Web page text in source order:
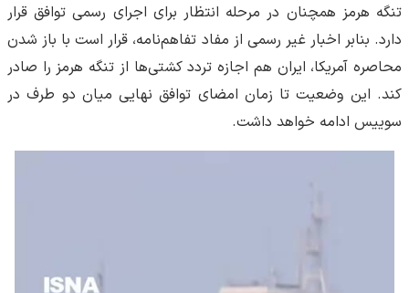
تنگه هرمز همچنان در مرحله انتظار برای اجرای رسمی توافق قرار
دارد. بنابر اخبار غیر رسمی از مفاد تفاهم‌نامه، قرار است با باز شدن
محاصره آمریکا، ایران هم اجازه تردد کشتی‌ها از تنگه هرمز را صادر
کند. این وضعیت تا زمان امضای توافق نهایی میان دو طرف در
سوییس ادامه خواهد داشت.